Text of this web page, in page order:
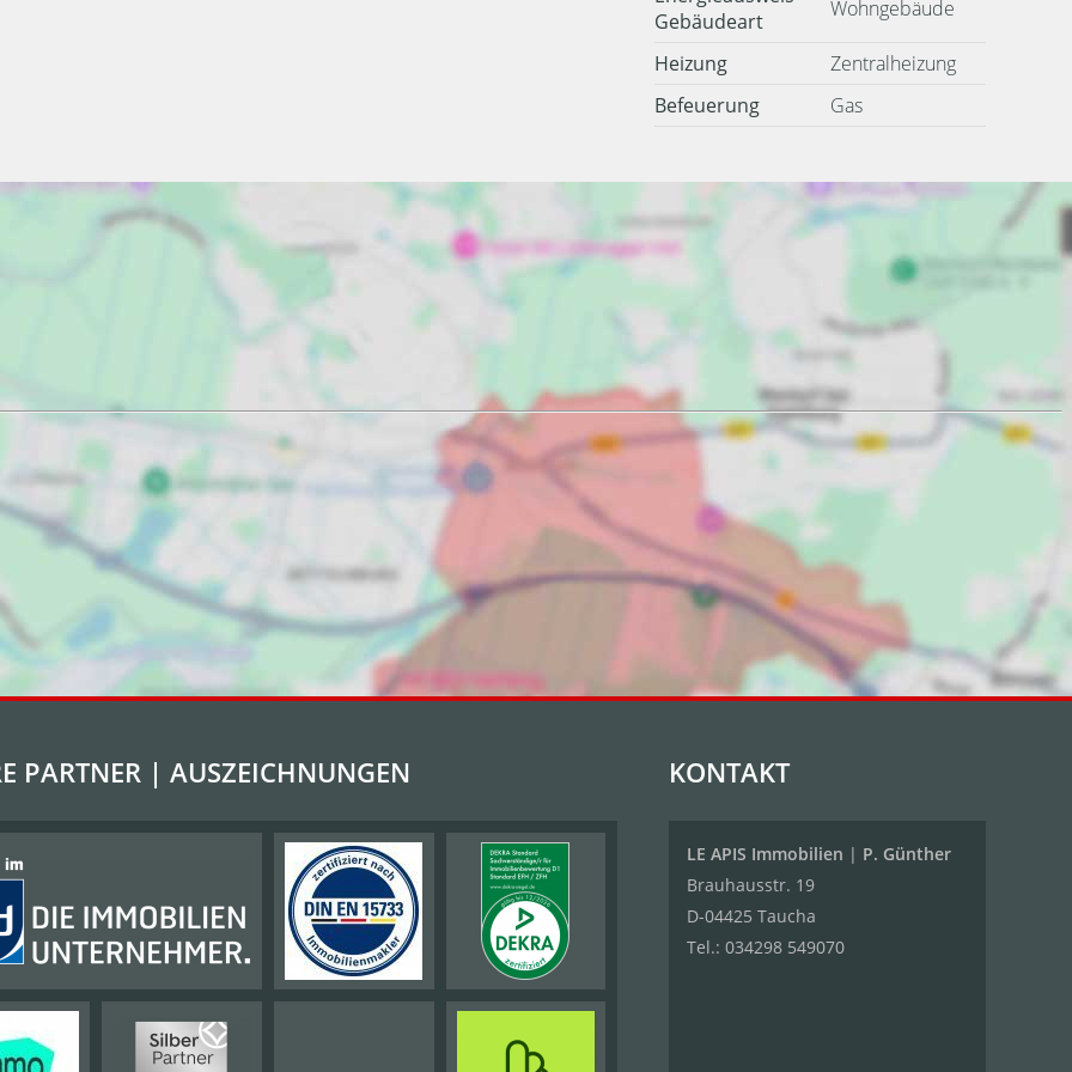
Gebäudeart
Wohngebäude
Heizung
Zentralheizung
Befeuerung
Gas
PARTNER | AUSZEICHNUNGEN KONTAKT
LE APIS Immobilien | P. Günther
Brauhausstr. 19
D-04425 Taucha
Tel.: 034298 549070